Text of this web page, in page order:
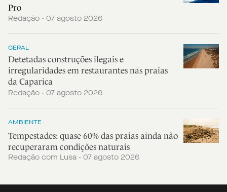
Pro
Redação - 07 agosto 2026
GERAL
Detetadas construções ilegais e
irregularidades em restaurantes nas praias
da Caparica
Redação - 07 agosto 2026
AMBIENTE
Tempestades: quase 60% das praias ainda não
recuperaram condições naturais
Redação com Lusa - 07 agosto 2026